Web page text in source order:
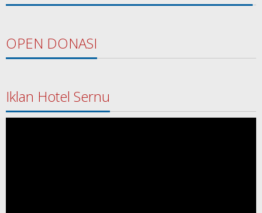
OPEN DONASI
Iklan Hotel Sernu